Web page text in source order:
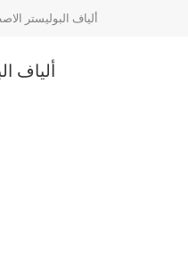
ألياف البوليستر
ألياف